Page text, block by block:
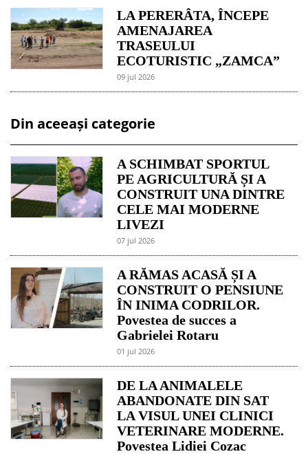
LA PERERÂTA, ÎNCEPE
AMENAJAREA
TRASEULUI
ECOTURISTIC „ZAMCA”
09 jul 2026
Din aceeași categorie
A SCHIMBAT SPORTUL
PE AGRICULTURĂ ȘI A
CONSTRUIT UNA DINTRE
CELE MAI MODERNE
LIVEZI
07 jul 2026
A RĂMAS ACASĂ ȘI A
CONSTRUIT O PENSIUNE
ÎN INIMA CODRILOR.
Povestea de succes a
Gabrielei Rotaru
01 jul 2026
DE LA ANIMALELE
ABANDONATE DIN SAT
LA VISUL UNEI CLINICI
VETERINARE MODERNE.
Povestea Lidiei Cozac